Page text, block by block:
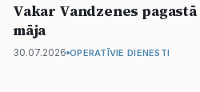
Vakar Vandzenes
māja
30.07.2026 OPERATĪVIE DIENESTI